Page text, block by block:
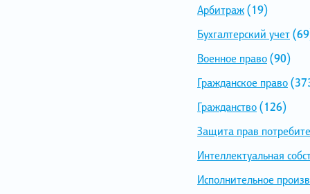
Арбитраж(19)
Бухгалтерский учет
Военное право(90)
Гражданское право
Гражданство(126)
Защита прав
Интеллектуальная
Исполнительное